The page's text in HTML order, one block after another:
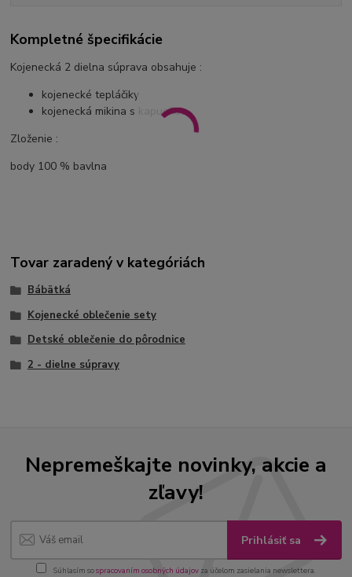
Kompletné špecifikácie
Kojenecká 2 dielna súprava obsahuje :
kojenecké tepláčiky
kojenecká mikina s kapucňou
Zloženie :
body 100 % bavlna
Tovar zaradený v kategóriách
Bábätká
Kojenecké oblečenie sety
Detské oblečenie do pôrodnice
2 - dielne súpravy
Nepremeškajte novinky, akcie a
zľavy!
Prihlásiť sa
Súhlasím sospracovaním osobných údajov za účelom zasielania newslettera.